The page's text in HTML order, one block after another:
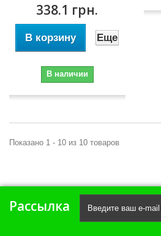
338.1 грн.
В корзину Еще
В наличии
Показано 1 - 10 из 10 товаров
Рассылка